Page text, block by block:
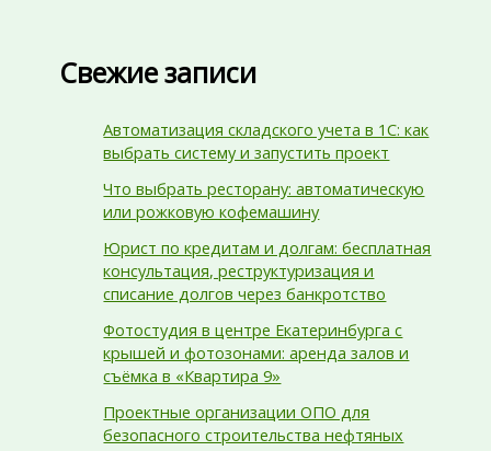
Свежие записи
Автоматизация складского учета в 1С: как
выбрать систему и запустить проект
Что выбрать ресторану: автоматическую
или рожковую кофемашину
Юрист по кредитам и долгам: бесплатная
консультация, реструктуризация и
списание долгов через банкротство
Фотостудия в центре Екатеринбурга с
крышей и фотозонами: аренда залов и
съёмка в «Квартира 9»
Проектные организации ОПО для
безопасного строительства нефтяных